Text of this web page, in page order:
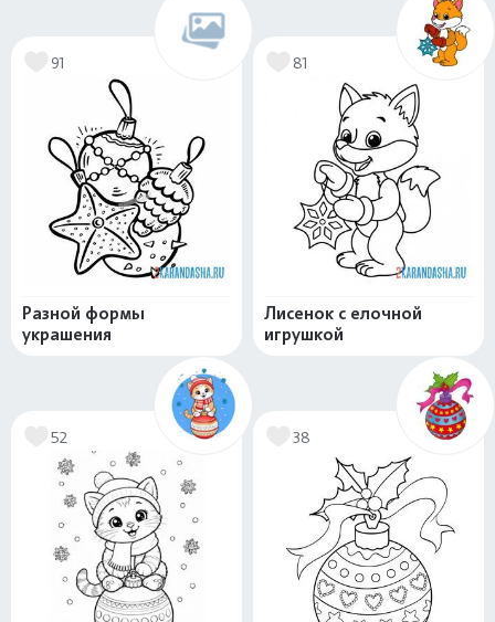
91
Разной формы
украшения
81
Лисенок с елочной
игрушкой
52 38